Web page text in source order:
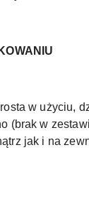
w użyciu,
(brak w
jak i na